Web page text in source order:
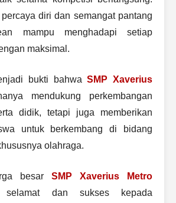
diri dan semangat pantang
mampu menghadapi setiap
maksimal.
bukti bahwaSMP Xaverius
mendukung perkembangan
didik, tetapi juga memberikan
untuk berkembang di bidang
olahraga.
besar SMP Xaverius Metro
selamat dan sukses kepada